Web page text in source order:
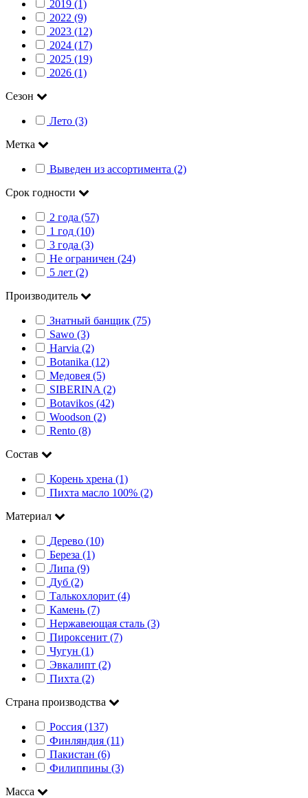
2019 (1)
2022 (9)
2023 (12)
2024 (17)
2025 (19)
2026 (1)
Сезон
Лето (3)
Метка
Выведен из ассортимента (2)
Срок годности
2 года (57)
1 год (10)
3 года (3)
Не ограничен (24)
5 лет (2)
Производитель
Знатный банщик (75)
Sawo (3)
Harvia (2)
Botanika (12)
Медовея (5)
SIBERINA (2)
Botavikos (42)
Woodson (2)
Rento (8)
Состав
Корень хрена (1)
Пихта масло 100% (2)
Материал
Дерево (10)
Береза (1)
Липа (9)
Дуб (2)
Талькохлорит (4)
Камень (7)
Нержавеющая сталь (3)
Пироксенит (7)
Чугун (1)
Эвкалипт (2)
Пихта (2)
Страна производства
Россия (137)
Финляндия (11)
Пакистан (6)
Филиппины (3)
Масса